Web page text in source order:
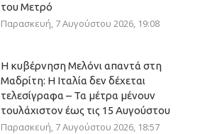
του Μετρό
Παρασκευή, 7 Αυγούστου 2026, 19:08
Η κυβέρνηση Μελόνι απαντά στη
Μαδρίτη: Η Ιταλία δεν δέχεται
τελεσίγραφα – Τα μέτρα μένουν
τουλάχιστον έως τις 15 Αυγούστου
Παρασκευή, 7 Αυγούστου 2026, 18:57